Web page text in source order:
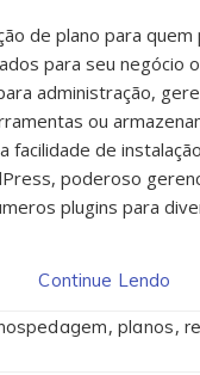
de plano para quem
para seu negócio
administração,
ou
facilidade de
poderoso
plugins para
Continue Lendo
,planos,